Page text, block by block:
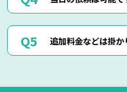
頂ければ、無料にてご対応さ
当社ではお見積り金額に納
断で作業は行いません。
ただし悪質なキャンセルに
場合もございます。
東京・神奈川・千葉・埼玉
分で現地に到着させて頂き
追加料金などは掛か
でご対応させて頂いており